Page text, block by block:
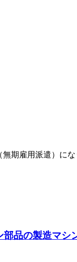
期雇用派遣）に
品の製造マ